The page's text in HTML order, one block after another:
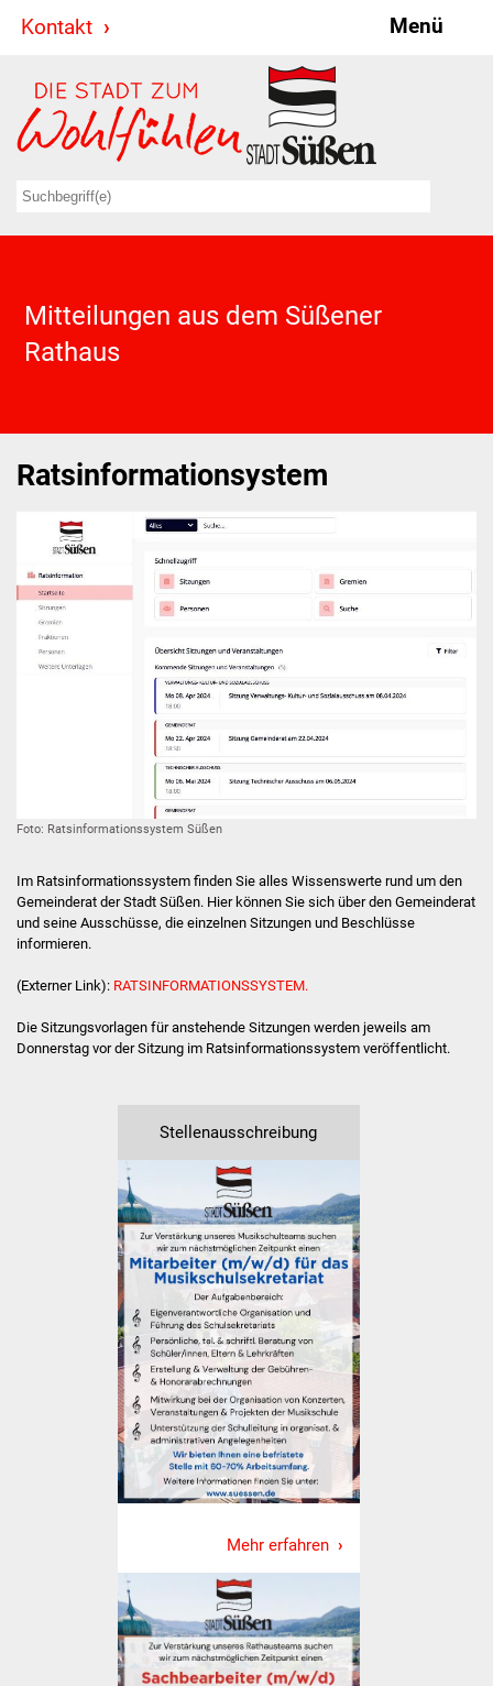
Kontakt Menü
Stadt & Politik
Bürgermeister
Gemeinderat
Summerrockfestival
Hallenbadparty
Ansprechpartner
Stellenangebote
Kontakt
Veröffentlichungen
FNP / Bebauungspläne
Jubiläumsjahr 2021
Projekte
Schulentwicklung Bizet
Sanierung Hallenbad
Sanierung Bizethalle
Ortsentwicklung
Presse
Bürger & Service
Dienstleistungen
Lebenslagen
Formulare
Mitteilungen aus dem Süßener
Rathaus
Ratsinformationsystem
Foto: Ratsinformationssystem Süßen
Im Ratsinformationssystem finden Sie alles Wissenswerte rund um den
Gemeinderat der Stadt Süßen. Hier können Sie sich über den Gemeinderat
und seine Ausschüsse, die einzelnen Sitzungen und Beschlüsse
informieren.
(Externer Link): RATSINFORMATIONSSYSTEM.
Die Sitzungsvorlagen für anstehende Sitzungen werden jeweils am
Donnerstag vor der Sitzung im Ratsinformationssystem veröffentlicht.
Stellenausschreibung
Mehr erfahren